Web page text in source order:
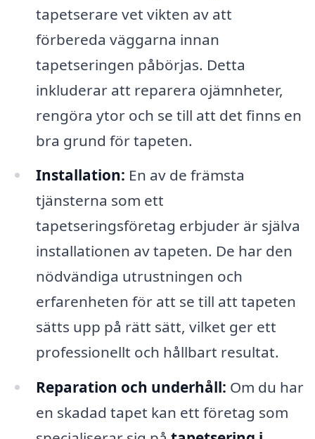
tapetserare vet vikten av att
förbereda väggarna innan
tapetseringen påbörjas. Detta
inkluderar att reparera ojämnheter,
rengöra ytor och se till att det finns en
bra grund för tapeten.
Installation: En av de främsta
tjänsterna som ett
tapetseringsföretag erbjuder är själva
installationen av tapeten. De har den
nödvändiga utrustningen och
erfarenheten för att se till att tapeten
sätts upp på rätt sätt, vilket ger ett
professionellt och hållbart resultat.
Reparation och underhåll: Om du har
en skadad tapet kan ett företag som